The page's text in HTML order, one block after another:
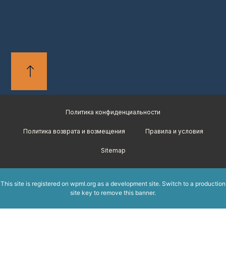
Политика конфиденциальности
Политика возврата и возмещения Правила и условия
Sitemap
This site is registered on wpml.org as a development site. Switch to a production
site key to remove this banner.